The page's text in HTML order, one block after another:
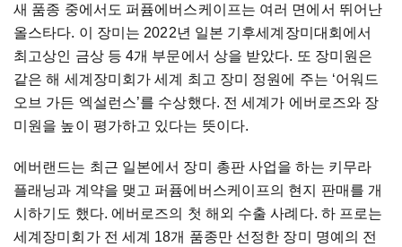
새 품종 중에서도 퍼퓸에버스케이프는 여러 면에서 뛰어난
올스타다. 이 장미는 2022년 일본 기후세계장미대회에서
최고상인 금상 등 4개 부문에서 상을 받았다. 또 장미원은
같은 해 세계장미회가 세계 최고 장미 정원에 주는 ‘어워드
오브 가든 엑설런스’를 수상했다. 전 세계가 에버로즈와 장
미원을 높이 평가하고 있다는 뜻이다.
에버랜드는 최근 일본에서 장미 총판 사업을 하는 키무라
플래닝과 계약을 맺고 퍼퓸에버스케이프의 현지 판매를 개
시하기도 했다. 에버로즈의 첫 해외 수출 사례다. 하 프로는
세계장미회가 전 세계 18개 품종만 선정한 장미 명예의 전